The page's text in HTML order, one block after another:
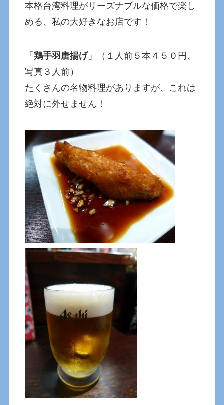
本格台湾料理がリーズナブルな価格で楽し
める、私の大好きなお店です！
「鶏手羽唐揚げ」（１人前５本４５０円、
写真３人前）
たくさんの名物料理がありますが、これは
絶対に外せません！